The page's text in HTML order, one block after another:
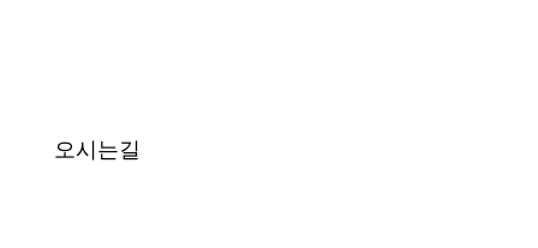
오시는길